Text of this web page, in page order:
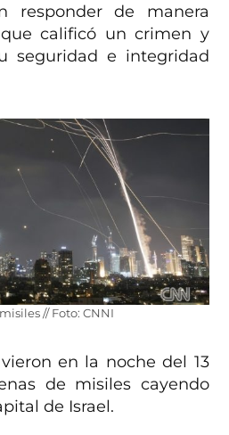
responder de manera
calificó un crimen y
seguridad e integridad
// Foto: CNNI
en la noche del 13
de misiles cayendo
de Israel.